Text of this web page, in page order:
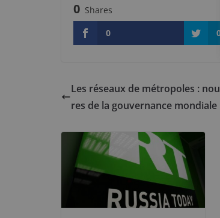
0 Shares
0
Les réseaux de métropoles :
res de la gouvernance mondiale